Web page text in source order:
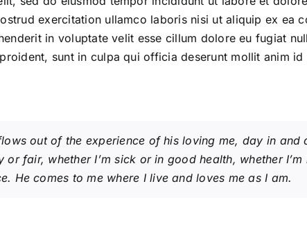
exercitation ullamco laboris nisi ut aliquip ex ea
in voluptate velit esse cillum dolore eu fugiat
sunt in culpa qui officia deserunt mollit anim id
out of the experience of his loving me, day in and
or fair, whether I’m sick or in good health, whether
He comes to me where I live and loves me as I am.